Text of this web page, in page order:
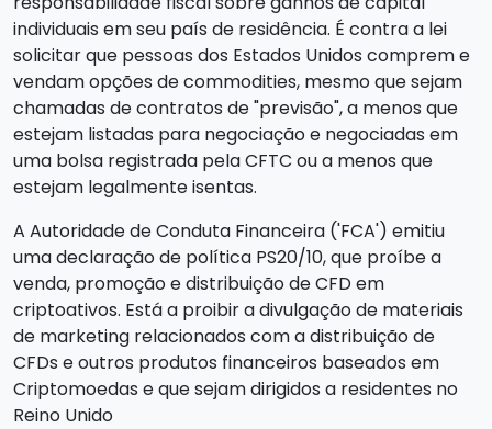
individuais em seu país de residência. É contra a lei
solicitar que pessoas dos Estados Unidos comprem e
vendam opções de commodities, mesmo que sejam
chamadas de contratos de "previsão", a menos que
estejam listadas para negociação e negociadas em
uma bolsa registrada pela CFTC ou a menos que
estejam legalmente isentas.
A Autoridade de Conduta Financeira ('FCA') emitiu
uma declaração de política PS20/10, que proíbe a
venda, promoção e distribuição de CFD em
criptoativos. Está a proibir a divulgação de materiais
de marketing relacionados com a distribuição de
CFDs e outros produtos financeiros baseados em
Criptomoedas e que sejam dirigidos a residentes no
Reino Unido